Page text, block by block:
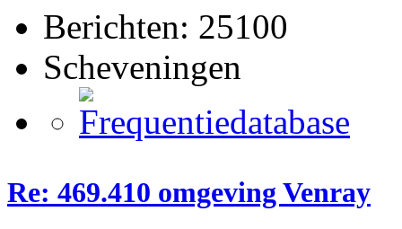
Berichten: 25100
Scheveningen
Re: 469.410 omgeving Venray